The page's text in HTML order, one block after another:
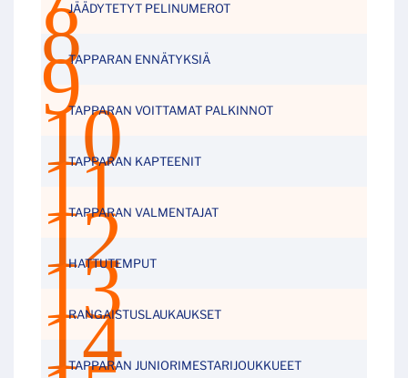
JÄÄDYTETYT PELINUMEROT
TAPPARAN ENNÄTYKSIÄ
TAPPARAN VOITTAMAT PALKINNOT
TAPPARAN KAPTEENIT
TAPPARAN VALMENTAJAT
HATTUTEMPUT
RANGAISTUSLAUKAUKSET
TAPPARAN JUNIORIMESTARIJOUKKUEET